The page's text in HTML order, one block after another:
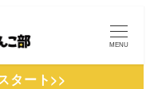
MENU
タート>>